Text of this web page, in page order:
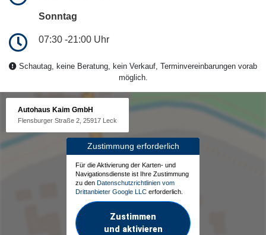
Sonntag
07:30 -21:00 Uhr
Schautag, keine Beratung, kein Verkauf, Terminvereinbarungen vorab
möglich.
Autohaus Kaim GmbH
Flensburger Straße 2, 25917 Leck
Zustimmung erforderlich
Für die Aktivierung der Karten- und
Navigationsdienste ist Ihre Zustimmung
zu den Datenschutzrichtlinien vom
Drittanbieter Google LLC erforderlich.
Zustimmen
und aktivieren